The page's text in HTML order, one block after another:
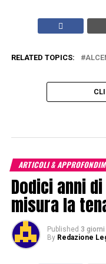
RELATED TOPICS:
ARTICOLI &
Dodici anni
misura la
Published 3 giorni
By Redazione